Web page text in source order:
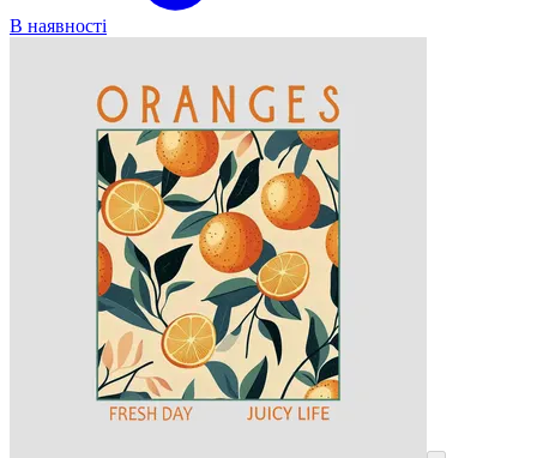
В наявності